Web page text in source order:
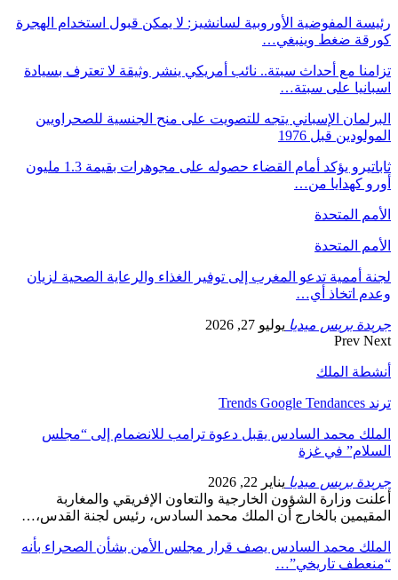
رئيسة المفوضية الأوروبية لسانشيز: لا يمكن قبول استخدام الهجرة
كورقة ضغط وينبغي…
تزامنا مع أحداث سبتة.. نائب أمريكي ينشر وثيقة لا تعترف بسيادة
اسبانيا على سبتة…
البرلمان الإسباني يتجه للتصويت على منح الجنسية للصحراويين
المولودين قبل 1976
ثاباتيرو يؤكد أمام القضاء حصوله على مجوهرات بقيمة 1.3 مليون
أورو كهدايا من…
الأمم المتحدة
الأمم المتحدة
لجنة أممية تدعو المغرب إلى توفير الغذاء والرعاية الصحية لزيان
وعدم اتخاذ أي…
جريدة بريس ميديا يوليو 27, 2026
Prev Next
أنشطة الملك
ترند Trends Google Tendances
الملك محمد السادس يقبل دعوة ترامب للانضمام إلى “مجلس
السلام” في غزة
جريدة بريس ميديا يناير 22, 2026
أعلنت وزارة الشؤون الخارجية والتعاون الإفريقي والمغاربة
المقيمين بالخارج أن الملك محمد السادس، رئيس لجنة القدس،…
الملك محمد السادس يصف قرار مجلس الأمن بشأن الصحراء بأنه
“منعطف تاريخي”…